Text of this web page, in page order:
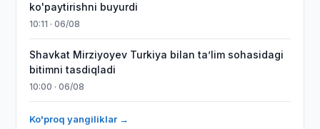
ko'paytirishni buyurdi
10:11 · 06/08
Shavkat Mirziyoyev Turkiya bilan taʼlim sohasidagi
bitimni tasdiqladi
10:00 · 06/08
Ko'proq yangiliklar →